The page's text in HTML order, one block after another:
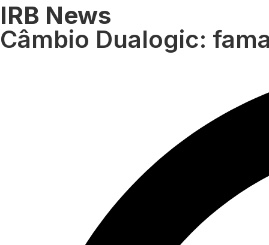
IRB News
Câmbio Dualogic: